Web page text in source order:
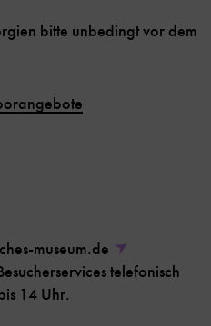
bitte unbedingt vor dem
museum.de
telefonisch
14 Uhr.